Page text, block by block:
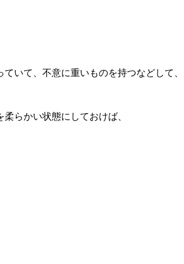
いて、不意に重いものを持つなどして、
らかい状態にしておけば、